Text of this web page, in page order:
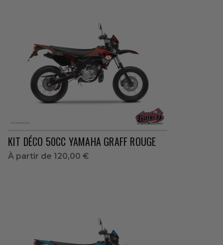
KIT DÉCO 50CC YAMAHA GRAFF ROUGE
À partir de 120,00 €